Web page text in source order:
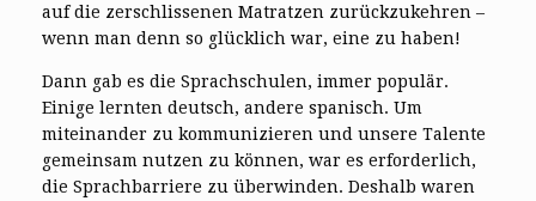
auf die zerschlissenen Matratzen zurückzukehren –
wenn man denn so glücklich war, eine zu haben!
Dann gab es die Sprachschulen, immer populär.
Einige lernten deutsch, andere spanisch. Um
miteinander zu kommunizieren und unsere Talente
gemeinsam nutzen zu können, war es erforderlich,
die Sprachbarriere zu überwinden. Deshalb waren